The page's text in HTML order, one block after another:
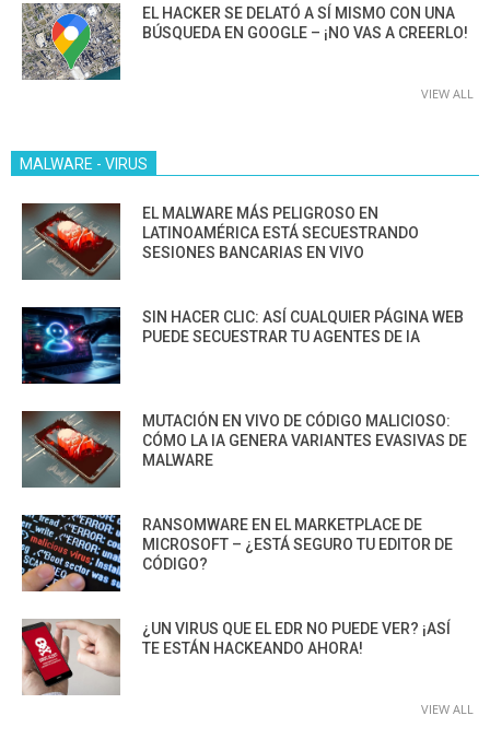
EL HACKER SE DELATÓ A SÍ MISMO CON UNA
BÚSQUEDA EN GOOGLE – ¡NO VAS A CREERLO!
VIEW ALL
MALWARE - VIRUS
EL MALWARE MÁS PELIGROSO EN
LATINOAMÉRICA ESTÁ SECUESTRANDO
SESIONES BANCARIAS EN VIVO
SIN HACER CLIC: ASÍ CUALQUIER PÁGINA WEB
PUEDE SECUESTRAR TU AGENTES DE IA
MUTACIÓN EN VIVO DE CÓDIGO MALICIOSO:
CÓMO LA IA GENERA VARIANTES EVASIVAS DE
MALWARE
RANSOMWARE EN EL MARKETPLACE DE
MICROSOFT – ¿ESTÁ SEGURO TU EDITOR DE
CÓDIGO?
¿UN VIRUS QUE EL EDR NO PUEDE VER? ¡ASÍ
TE ESTÁN HACKEANDO AHORA!
VIEW ALL